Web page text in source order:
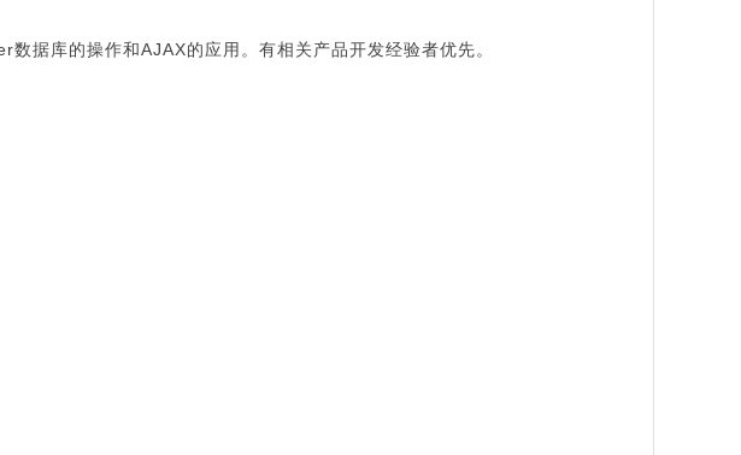
据库的操作和AJAX的应用。有相关产品开发经验者优先。